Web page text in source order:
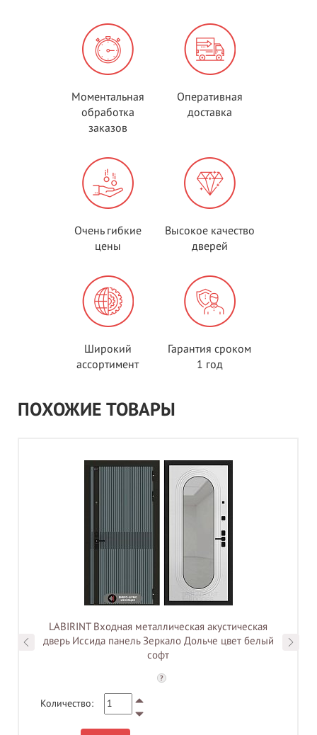
Моментальная
обработка
заказов
Оперативная
доставка
Очень гибкие
цены
Высокое качество
дверей
Широкий
ассортимент
Гарантия сроком
1 год
ПОХОЖИЕ ТОВАРЫ
LABIRINT Входная металлическая акустическая
дверь Иссида панель Зеркало Дольче цвет белый
софт
?
Количество: